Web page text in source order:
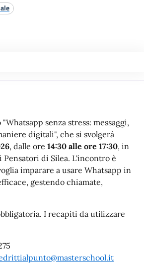
senza stress: messaggi,
digitali", che si svolgerà
, dalle ore 14:30 alle ore 17:30, in
di Silea. L'incontro è
imparare a usare Whatsapp in
gestendo chiamate,
I recapiti da utilizzare